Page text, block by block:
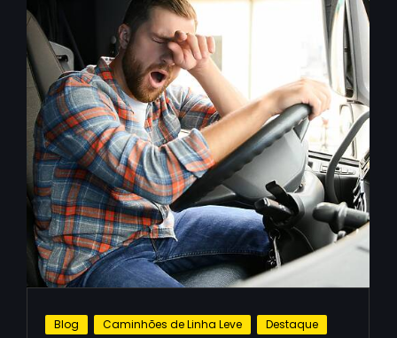
Blog Caminhões de Linha Leve Destaque